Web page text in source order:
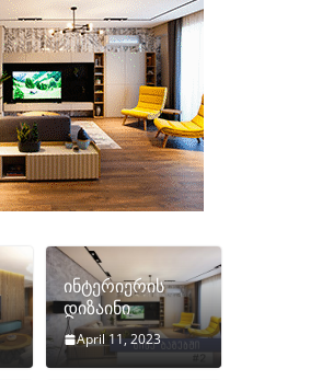
ინტერიერის
დიზაინი
April 11, 2023